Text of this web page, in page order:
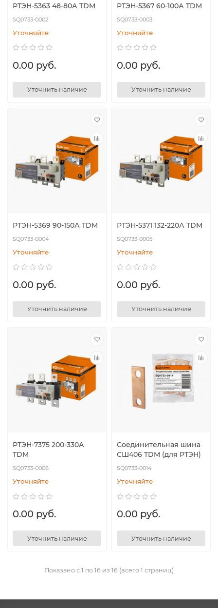
РТЭН-5363 48-80А TDM
SQ0733-0002
Уточняйте
0.00 руб.
Уточнить наличие
РТЭН-5367 60-100А TDM
SQ0733-0003
Уточняйте
0.00 руб.
Уточнить наличие
РТЭН-5369 90-150А TDM
SQ0733-0004
Уточняйте
0.00 руб.
Уточнить наличие
РТЭН-5371 132-220А TDM
SQ0733-0005
Уточняйте
0.00 руб.
Уточнить наличие
РТЭН-7375 200-330А
TDM
SQ0733-0006
Уточняйте
0.00 руб.
Уточнить наличие
Соединительная шина
СШ406 TDM (для РТЭН)
SQ0733-0014
Уточняйте
0.00 руб.
Уточнить наличие
Показано с 1 по 16 из 16 (всего 1 страниц)